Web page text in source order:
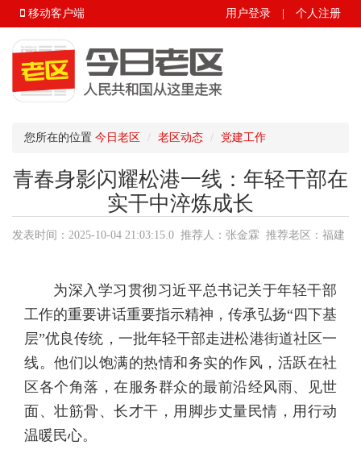
用户登录 个人注册
移动客户端
您所在的位置 今日老区 老区动态 党建工作
青春身影闪耀松港一线：年轻干部在
实干中淬炼成长
发表时间：2025-10-04 21:03:15.0 推荐人：张金霖 推荐老区：福建
为深入学习贯彻习近平总书记关于年轻干部
工作的重要讲话重要指示精神，传承弘扬“四下基
层”优良传统，一批年轻干部走进松港街道社区一
线。他们以饱满的热情和务实的作风，活跃在社
区各个角落，在服务群众的最前沿经风雨、见世
面、壮筋骨、长才干，用脚步丈量民情，用行动
温暖民心。